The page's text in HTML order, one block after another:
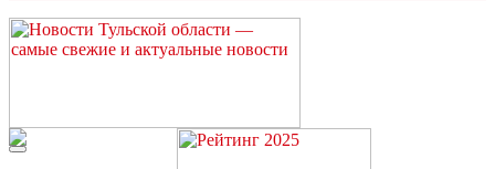
Читайте последние новости дня в Тульской области на сайте
“ЗаНовомосковск”